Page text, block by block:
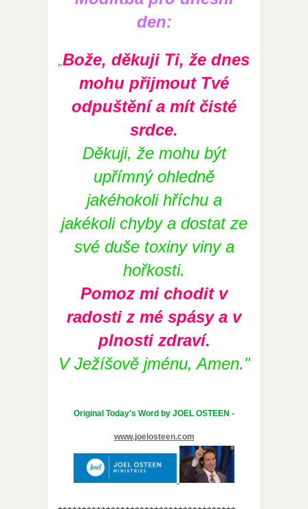
den:
„Bože, děkuji Ti, že dnes
mohu přijmout Tvé
odpuštění a mít čisté
srdce.
Děkuji, že mohu být
upřímný ohledně
jakéhokoli hříchu a
jakékoli chyby a dostat ze
své duše toxiny viny a
hořkosti.
Pomoz mi chodit v
radosti z mé spásy a v
plnosti zdraví.
V Ježíšově jménu, Amen."
Original Today's Word by JOEL OSTEEN -
www.joelosteen.com